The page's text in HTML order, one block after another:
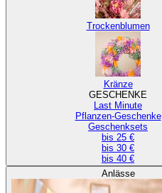
Trockenblumen
Kränze
GESCHENKE
Last Minute
Pflanzen-Geschenke
Geschenksets
bis 25 €
bis 30 €
bis 40 €
Anlässe